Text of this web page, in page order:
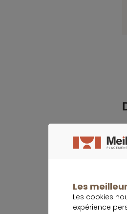
Les
Les cookies
expérience